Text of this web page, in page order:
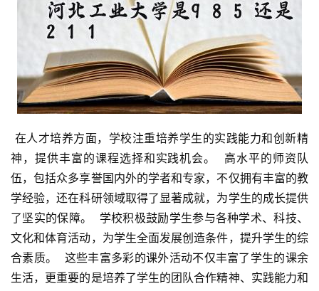
神，提供丰富的课程选择和实践机会。  高水平的师资队
伍，包括众多享誉国内外的学者和专家，不仅拥有丰富的教
学经验，还在科研领域取得了显著成就，为学生的成长提供
了坚实的保障。  学校积极鼓励学生参与各种学术、科技、
文化和体育活动，为学生全面发展创造条件，提升学生的综
合素质。  这些丰富多彩的课外活动不仅丰富了学生的课余
生活，更重要的是培养了学生的团队合作精神、实践能力和